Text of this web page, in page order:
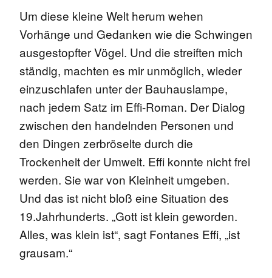
Um diese kleine Welt herum wehen
Vorhänge und Gedanken wie die Schwingen
ausgestopfter Vögel. Und die streiften mich
ständig, machten es mir unmöglich, wieder
einzuschlafen unter der Bauhauslampe,
nach jedem Satz im Effi-Roman. Der Dialog
zwischen den handelnden Personen und
den Dingen zerbröselte durch die
Trockenheit der Umwelt. Effi konnte nicht frei
werden. Sie war von Kleinheit umgeben.
Und das ist nicht bloß eine Situation des
19.Jahrhunderts. „Gott ist klein geworden.
Alles, was klein ist“, sagt Fontanes Effi, „ist
grausam.“